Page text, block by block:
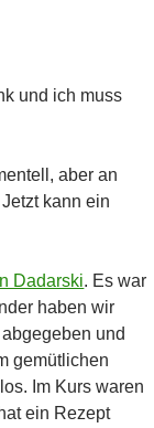
und ich muss
aber an
kann ein
Dadarski. Es war
haben wir
und
gemütlichen
Im Kurs waren
ein Rezept